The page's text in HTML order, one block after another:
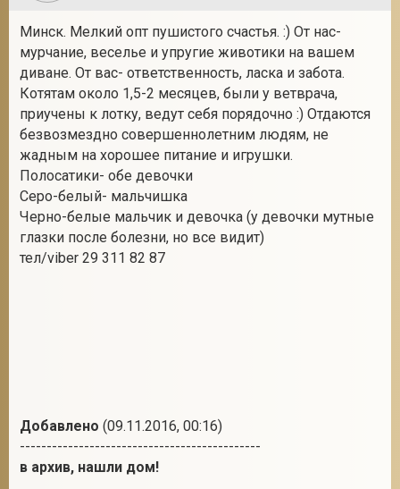
Минск. Мелкий опт пушистого счастья. :) От нас-
мурчание, веселье и упругие животики на вашем
диване. От вас- ответственность, ласка и забота.
Котятам около 1,5-2 месяцев, были у ветврача,
приучены к лотку, ведут себя порядочно :) Отдаются
безвозмездно совершеннолетним людям, не
жадным на хорошее питание и игрушки.
Полосатики- обе девочки
Серо-белый- мальчишка
Черно-белые мальчик и девочка (у девочки мутные
глазки после болезни, но все видит)
тел/viber 29 311 82 87
Добавлено (09.11.2016, 00:16)
---------------------------------------------
в архив, нашли дом!